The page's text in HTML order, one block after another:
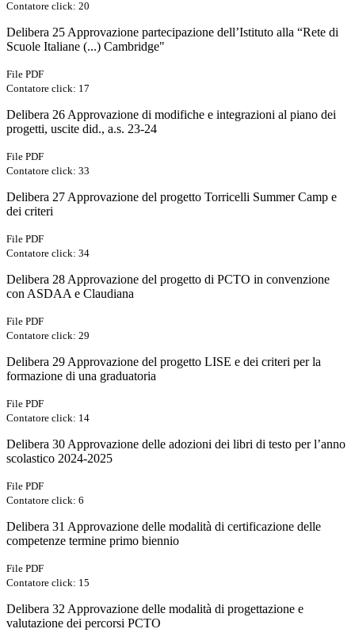
Contatore click: 20
Delibera 25 Approvazione partecipazione dell’Istituto alla “Rete di
Scuole Italiane (...) Cambridge"
File PDF
Contatore click: 17
Delibera 26 Approvazione di modifiche e integrazioni al piano dei
progetti, uscite did., a.s. 23-24
File PDF
Contatore click: 33
Delibera 27 Approvazione del progetto Torricelli Summer Camp e
dei criteri
File PDF
Contatore click: 34
Delibera 28 Approvazione del progetto di PCTO in convenzione
con ASDAA e Claudiana
File PDF
Contatore click: 29
Delibera 29 Approvazione del progetto LISE e dei criteri per la
formazione di una graduatoria
File PDF
Contatore click: 14
Delibera 30 Approvazione delle adozioni dei libri di testo per l’anno
scolastico 2024-2025
File PDF
Contatore click: 6
Delibera 31 Approvazione delle modalità di certificazione delle
competenze termine primo biennio
File PDF
Contatore click: 15
Delibera 32 Approvazione delle modalità di progettazione e
valutazione dei percorsi PCTO